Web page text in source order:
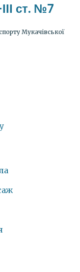
ст. №7
Мукачівської